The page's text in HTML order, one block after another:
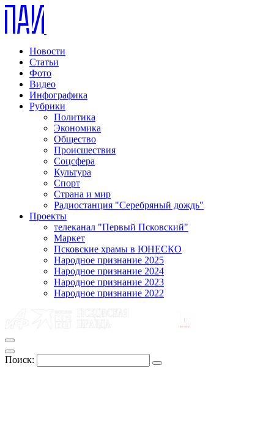
Новости
Статьи
Фото
Видео
Инфографика
Рубрики
Политика
Экономика
Общество
Происшествия
Соцсфера
Культура
Спорт
Страна и мир
Радиостанция "Серебряный дождь"
Проекты
телеканал "Первый Псковский"
Маркет
Псковские храмы в ЮНЕСКО
Народное признание 2025
Народное признание 2024
Народное признание 2023
Народное признание 2022
Поиск: